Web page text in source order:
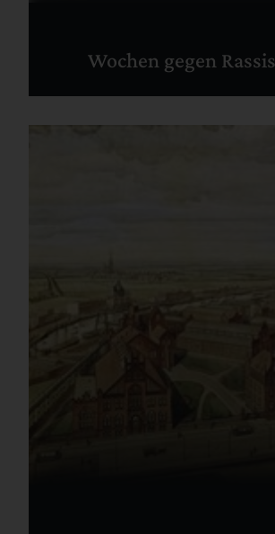
Wochen gegen